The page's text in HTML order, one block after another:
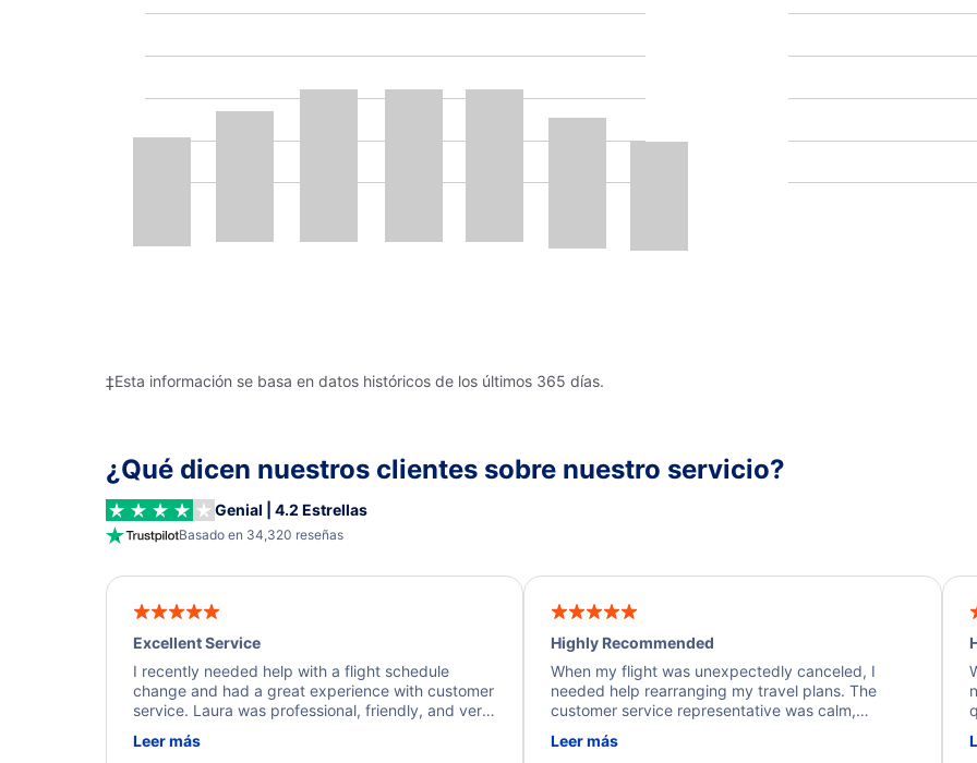
‡Esta información se basa en datos históricos de los últimos 365 días.
¿Qué dicen nuestros clientes sobre nuestro servicio?
Genial | 4.2 Estrellas
Basado en 34,320 reseñas
Excellent Service
I recently needed help with a flight schedule
change and had a great experience with customer
service. Laura was professional, friendly, and very
a solution and kept me informed of the next steps.
Leer más
Highly Recommended
When my flight was unexpectedly canceled, I
needed help rearranging my travel plans. The
customer service representative was calm,
process. They quickly found alternative flight
Leer más